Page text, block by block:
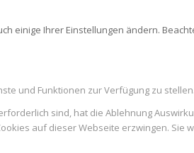
Ihrer Einstellungen ändern.
und Funktionen zur Verfügung zu stellen.
sind, hat die Ablehnung
auf dieser Webseite erzwingen.